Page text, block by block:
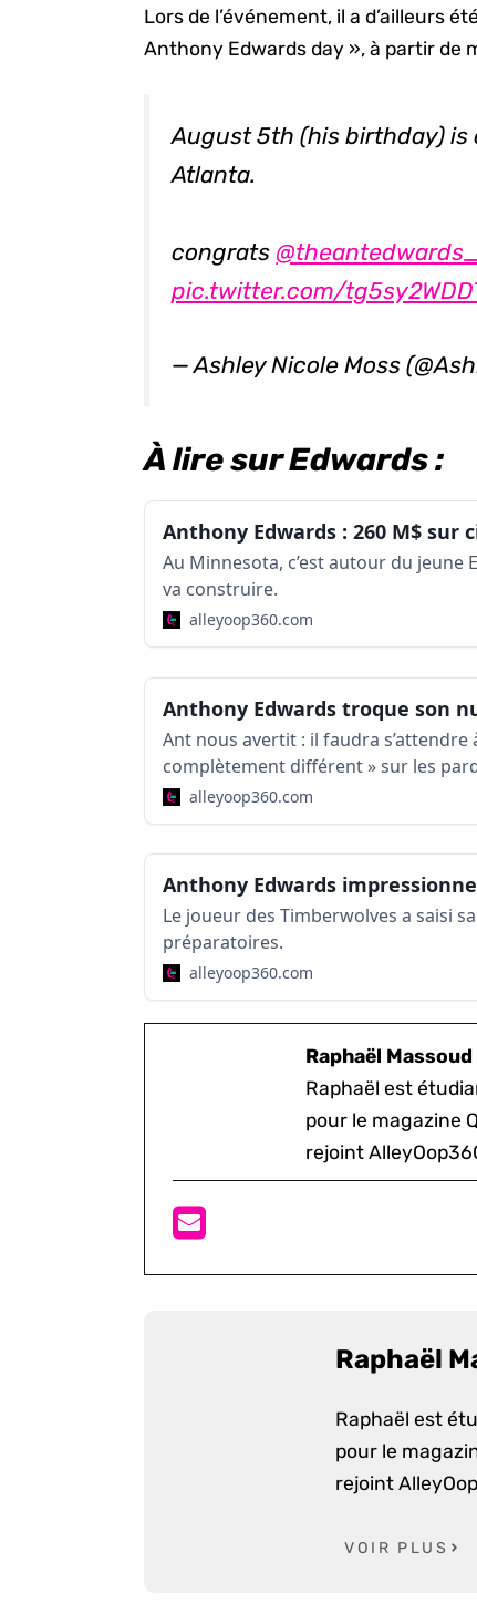
Lors de l’événement, il a d’ailleurs
Anthony Edwards day », à partir de
August 5th (his birthday) is
Atlanta.
congrats
pic.twitter.com/
— Ashley Nicole Moss
À lire sur Edwards :
Au Minnesota, c’est autour du jeune
va construire.
alleyoop360.com
Ant nous avertit : il faudra s’attendre
complètement différent » sur les
alleyoop360.com
Le joueur des Timberwolves a saisi
préparatoires.
alleyoop360.com
Raphaël Massoud
Raphaël est
pour le magazine
rejoint
Raphaël
Raphaël est
pour le
rejoint
VOIR PLUS